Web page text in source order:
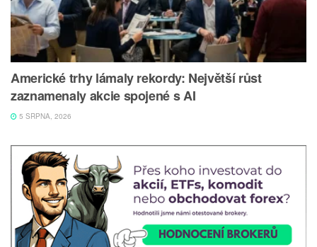
Americké trhy lámaly rekordy: Největší růst
zaznamenaly akcie spojené s AI
5 SRPNA, 2026